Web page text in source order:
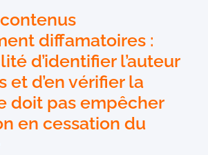
diffamatoires :
d’identifier l’auteur
et d’en vérifier la
doit pas empêcher
en cessation du